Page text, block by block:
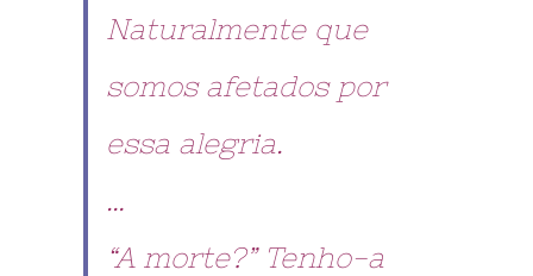
Naturalmente que
somos afetados por
essa alegria.
…
“A morte?” Tenho-a